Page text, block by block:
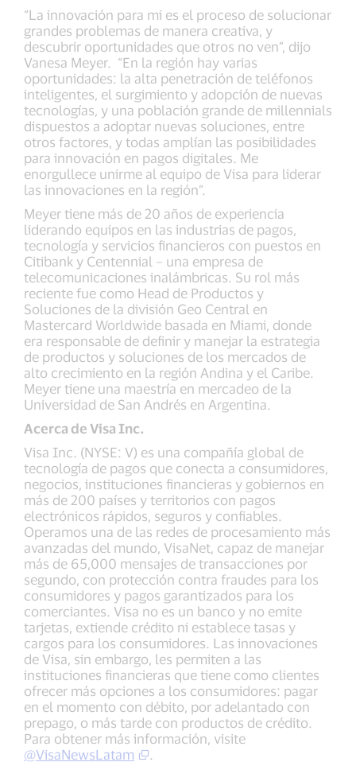
“La innovación para mi es el proceso de solucionar
grandes problemas de manera creativa, y
descubrir oportunidades que otros no ven”, dijo
Vanesa Meyer. “En la región hay varias
oportunidades: la alta penetración de teléfonos
inteligentes, el surgimiento y adopción de nuevas
tecnologías, y una población grande de millennials
dispuestos a adoptar nuevas soluciones, entre
otros factores, y todas amplían las posibilidades
para innovación en pagos digitales. Me
enorgullece unirme al equipo de Visa para liderar
las innovaciones en la región”.
Meyer tiene más de 20 años de experiencia
liderando equipos en las industrias de pagos,
tecnología y servicios financieros con puestos en
Citibank y Centennial – una empresa de
telecomunicaciones inalámbricas. Su rol más
reciente fue como Head de Productos y
Soluciones de la división Geo Central en
Mastercard Worldwide basada en Miami, donde
era responsable de definir y manejar la estrategia
de productos y soluciones de los mercados de
alto crecimiento en la región Andina y el Caribe.
Meyer tiene una maestría en mercadeo de la
Universidad de San Andrés en Argentina.
Acerca de Visa Inc.
Visa Inc. (NYSE: V) es una compañía global de
tecnología de pagos que conecta a consumidores,
negocios, instituciones financieras y gobiernos en
más de 200 países y territorios con pagos
electrónicos rápidos, seguros y confiables.
Operamos una de las redes de procesamiento más
avanzadas del mundo, VisaNet, capaz de manejar
más de 65,000 mensajes de transacciones por
segundo, con protección contra fraudes para los
consumidores y pagos garantizados para los
comerciantes. Visa no es un banco y no emite
tarjetas, extiende crédito ni establece tasas y
cargos para los consumidores. Las innovaciones
de Visa, sin embargo, les permiten a las
instituciones financieras que tiene como clientes
ofrecer más opciones a los consumidores: pagar
en el momento con débito, por adelantado con
prepago, o más tarde con productos de crédito.
Para obtener más información, visite
@VisaNewsLatam
.